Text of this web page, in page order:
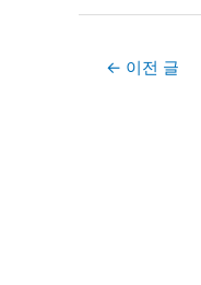
Post← 이전 글